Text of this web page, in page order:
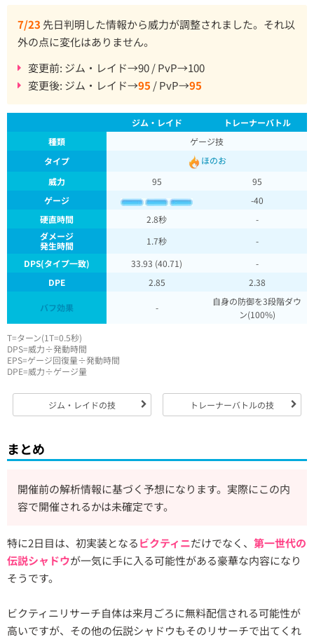
7/23 先日判明した情報から威力が調整されました。それ以
外の点に変化はありません。
変更前: ジム・レイド→90 / PvP→100
変更後: ジム・レイド→95 / PvP→95
ジム・レイド
トレーナーバトル
種類
ゲージ技
タイプ
ほのお
威力
95
95
ゲージ
-40
硬直時間
2.8秒
-
ダメージ
発生時間
1.7秒
-
DPS(タイプ一致)
33.93 (40.71)
-
DPE
2.85 2.38
バフ効果 -
自身の防御を3段階ダウ
ン(100%)
T=ターン(1T=0.5秒)
DPS=威力÷発動時間
EPS=ゲージ回復量÷発動時間
DPE=威力÷ゲージ量
ジム・レイドの技 トレーナーバトルの技
まとめ
開催前の解析情報に基づく予想になります。実際にこの内
容で開催されるかは未確定です。
特に2日目は、初実装となるビクティニだけでなく、 第一世代の
伝説シャドウが一気に手に入る可能性がある豪華な内容になり
そうです。
ビクティニリサーチ自体は来月ごろに無料配信される可能性が
高いですが、その他の伝説シャドウもそのリサーチで出てくれ